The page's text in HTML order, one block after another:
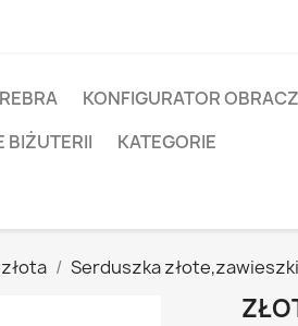
KONFIGURATOR
BIŻUTERII
KATEGORIE
Serduszka